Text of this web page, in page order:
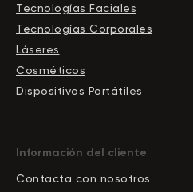
Tecnologías Faciales
Tecnologías Corporales
Láseres
Cosméticos
Dispositivos Portátiles
Información del cliente
Contacta con nosotros